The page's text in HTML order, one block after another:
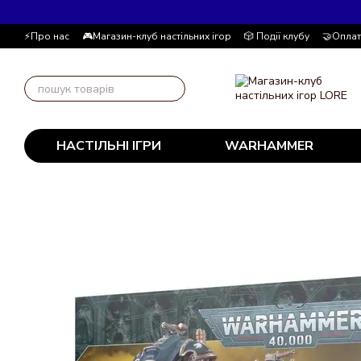
⚡Про нас 🎮Магазин-клуб настільних ігор 🎲 Події клубу
📚Блог
Автор блогу 📰 Угода користувача 💸
НАСТІЛЬНІ ІГРИ WARHAMMER